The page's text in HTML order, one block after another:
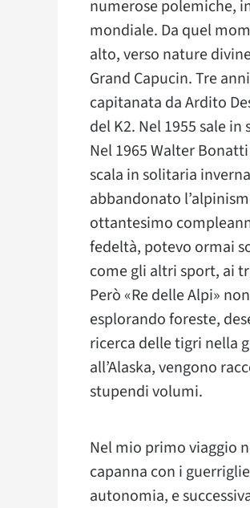
numerose polemiche,
mondiale. Da quel
alto, verso nature
Grand Capucin. Tre
capitanata da Ardito
del K2. Nel 1955 sale
Nel 1965 Walter
scala in solitaria
abbandonato
ottantesimo
fedeltà, potevo ormai
come gli altri sport, ai
Però «Re delle Alpi»
esplorando foreste,
ricerca delle tigri nella
all’Alaska, vengono
stupendi volumi.
Nel mio primo viaggio
capanna con i
autonomia, e